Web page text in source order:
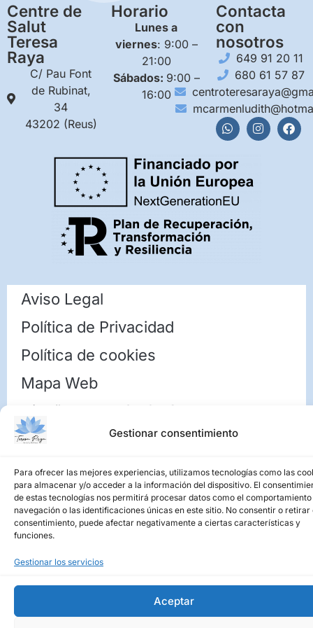
Gestionar consentimiento
Para ofrecer las mejores experiencias, utilizamos tecnologías como las
para almacenar y/o acceder a la información del dispositivo. El
de estas tecnologías nos permitirá procesar datos como el comportamiento
navegación o las identificaciones únicas en este sitio. No consentir o retirar
consentimiento, puede afectar negativamente a ciertas características y
funciones.
Gestionar los servicios
Aceptar
Centre de
Salut
Teresa
Raya
C/ Pau Font
de Rubinat,
34
43202 (Reus)
Horario
Lunes a
viernes: 9:00 –
21:00
Sábados: 9:00 –
16:00
Contacta
con
nosotros
649 91 20 11
680 61 57 87
Aviso Legal
Política de Privacidad
Política de cookies
Mapa Web
Diseño Web PCHOUSE